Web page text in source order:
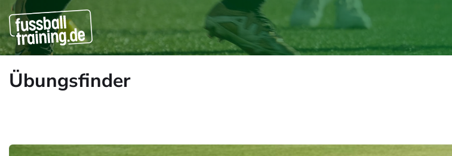
Übungsfinder